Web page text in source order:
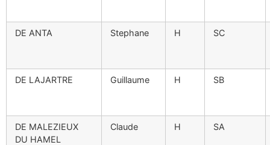
DE ANTA Stephane H SC
DE LAJARTRE Guillaume H SB
DE MALEZIEUX
DU HAMEL
Claude H SA